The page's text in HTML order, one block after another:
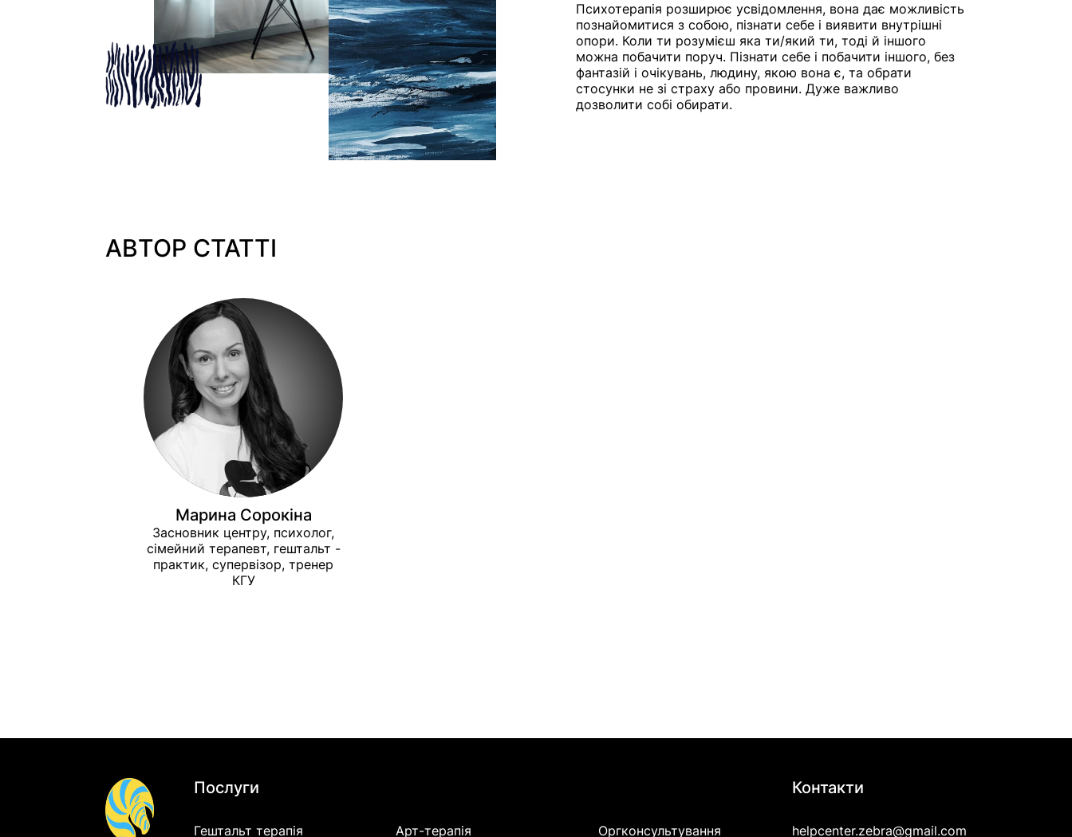
Психотерапія розширює усвідомлення, вона дає можливість
познайомитися з собою, пізнати себе і виявити внутрішні
опори. Коли ти розумієш яка ти/який ти, тоді й іншого
можна побачити поруч. Пізнати себе і побачити іншого, без
фантазій і очікувань, людину, якою вона є, та обрати
стосунки не зі страху або провини. Дуже важливо
дозволити собі обирати.
АВТОР СТАТТІ
Марина Сорокіна
Засновник центру, психолог,
сімейний терапевт, гештальт -
практик, супервізор, тренер
КГУ
Послуги
Гештальт терапія Арт-терапія Оргконсультування
Контакти
helpcenter.zebra@gmail.com